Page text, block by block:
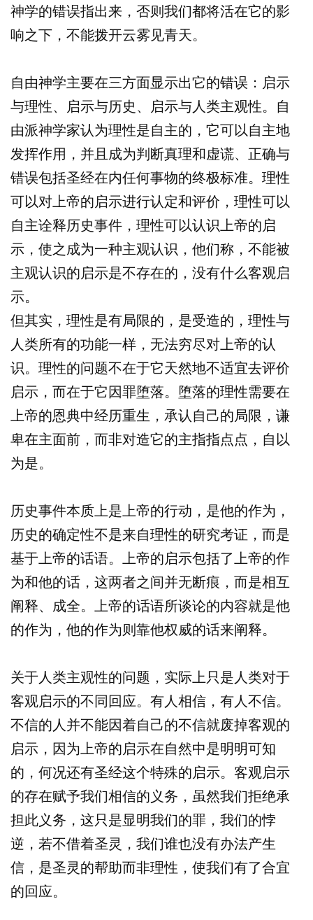
神学的错误指出来，否则我们都将活在它的影
响之下，不能拨开云雾见青天。
自由神学主要在三方面显示出它的错误：启示
与理性、启示与历史、启示与人类主观性。自
由派神学家认为理性是自主的，它可以自主地
发挥作用，并且成为判断真理和虚谎、正确与
错误包括圣经在内任何事物的终极标准。理性
可以对上帝的启示进行认定和评价，理性可以
自主诠释历史事件，理性可以认识上帝的启
示，使之成为一种主观认识，他们称，不能被
主观认识的启示是不存在的，没有什么客观启
示。
但其实，理性是有局限的，是受造的，理性与
人类所有的功能一样，无法穷尽对上帝的认
识。理性的问题不在于它天然地不适宜去评价
启示，而在于它因罪堕落。堕落的理性需要在
上帝的恩典中经历重生，承认自己的局限，谦
卑在主面前，而非对造它的主指指点点，自以
为是。
历史事件本质上是上帝的行动，是他的作为，
历史的确定性不是来自理性的研究考证，而是
基于上帝的话语。上帝的启示包括了上帝的作
为和他的话，这两者之间并无断痕，而是相互
阐释、成全。上帝的话语所谈论的内容就是他
的作为，他的作为则靠他权威的话来阐释。
关于人类主观性的问题，实际上只是人类对于
客观启示的不同回应。有人相信，有人不信。
不信的人并不能因着自己的不信就废掉客观的
启示，因为上帝的启示在自然中是明明可知
的，何况还有圣经这个特殊的启示。客观启示
的存在赋予我们相信的义务，虽然我们拒绝承
担此义务，这只是显明我们的罪，我们的悖
逆，若不借着圣灵，我们谁也没有办法产生
信，是圣灵的帮助而非理性，使我们有了合宜
的回应。